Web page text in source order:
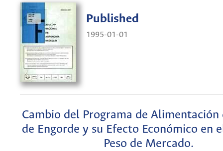
Published
1995-01-01
Cambio del Programa de Alimentación
de Engorde y su Efecto Económico en
Peso de Mercado.